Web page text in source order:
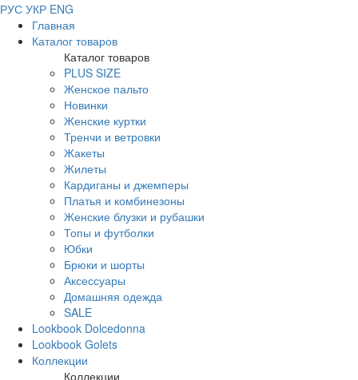
РУС УКР ENG
Главная
Каталог товаров
Каталог товаров
PLUS SIZE
Женское пальто
Новинки
Женские куртки
Тренчи и ветровки
Жакеты
Жилеты
Кардиганы и джемперы
Платья и комбинезоны
Женские блузки и рубашки
Топы и футболки
Юбки
Брюки и шорты
Аксессуары
Домашняя одежда
SALE
Lookbook Dolcedonna
Lookbook Golets
Коллекции
Коллекции